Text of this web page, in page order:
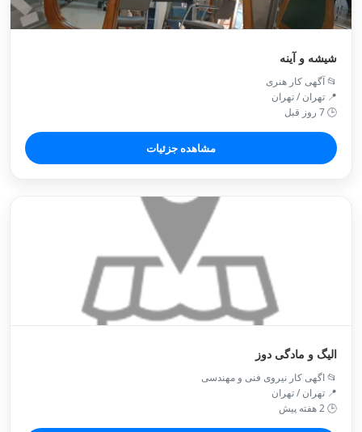
شیشه و آینه
📂 آگهی کار هنری
📍 تهران / تهران
🕒 7 روز قبل
مشاهده جزئیات
الیگ و مادگی دوز
📂 اگهی کار نیروی فنی و مهندسی
📍 تهران / تهران
🕒 2 هفته پیش